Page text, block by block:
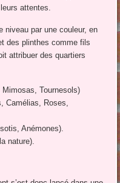
attentes.
niveau par une couleur, en
des plinthes comme fils
attribuer des quartiers
Tournesols)
Camélias, Roses,
Anémones).
nature).